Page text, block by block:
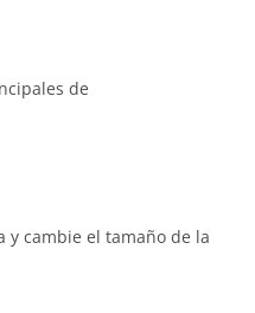
de
y cambie el tamaño de la